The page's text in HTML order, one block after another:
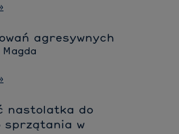
agresywnych
nastolatka do
sprzątania w